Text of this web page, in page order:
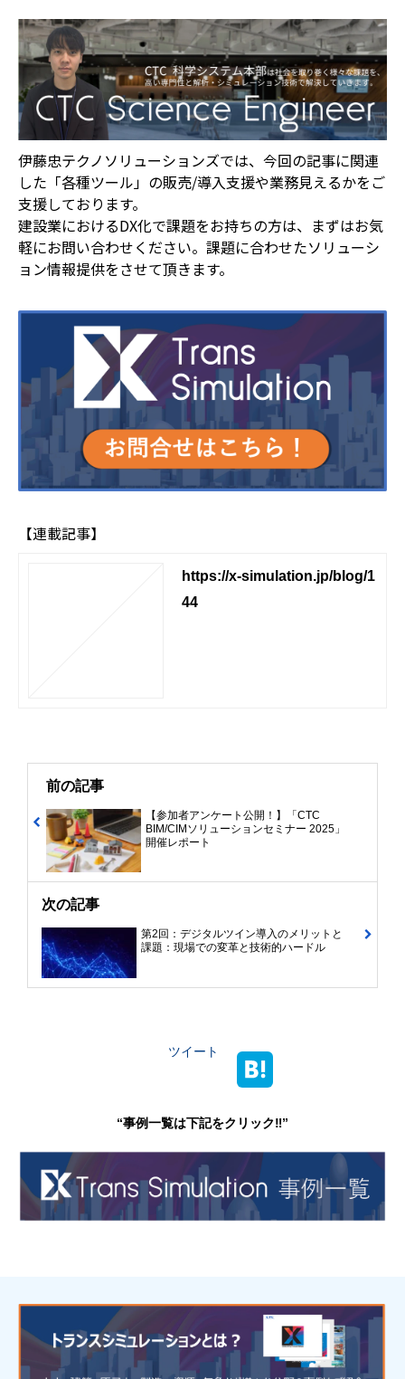
伊藤忠テクノソリューションズでは、今回の記事に関連
した「各種ツール」の販売/導入支援や業務見えるかをご
支援しております。
建設業におけるDX化で課題をお持ちの方は、まずはお気
軽にお問い合わせください。課題に合わせたソリューシ
ョン情報提供をさせて頂きます。
【連載記事】
https://x-simulation.jp/blog/1
44
前の記事
【参加者アンケート公開！】「CTC
BIM/CIMソリューションセミナー 2025」
開催レポート
次の記事
第2回：デジタルツイン導入のメリットと
課題：現場での変革と技術的ハードル
ツイート
“事例一覧は下記をクリック‼”